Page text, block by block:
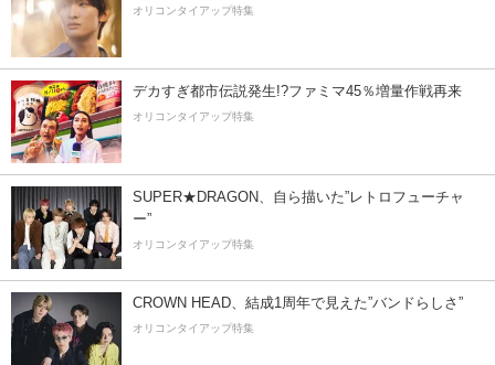
オリコンタイアップ特集
デカすぎ都市伝説発生!?ファミマ45％増量作戦再来
オリコンタイアップ特集
SUPER★DRAGON、自ら描いた”レトロフューチャ
ー”
オリコンタイアップ特集
CROWN HEAD、結成1周年で見えた”バンドらしさ”
オリコンタイアップ特集